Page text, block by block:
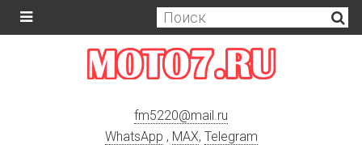
fm5220@mail.ru
WhatsApp , MAX, Telegram